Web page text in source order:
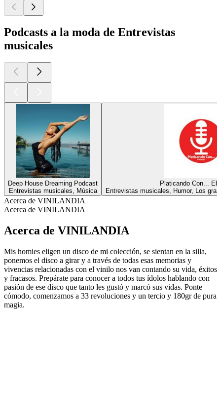
Podcasts a la moda de Entrevistas
musicales
Deep House Dreaming Podcast
Entrevistas musicales, Música
Platicando Con... El
Entrevistas musicales, Humor, Los
Acerca de VINILANDIA
Acerca de VINILANDIA
Acerca de VINILANDIA
Mis homies eligen un disco de mi colección, se sientan en la silla,
ponemos el disco a girar y a través de todas esas memorias y
vivencias relacionadas con el vinilo nos van contando su vida, éxitos
y fracasos. Prepárate para conocer a todos tus ídolos hablando con
pasión de ese disco que tanto les gustó y marcó sus vidas. Ponte
cómodo, comenzamos a 33 revoluciones y un tercio y 180gr de pura
magia.